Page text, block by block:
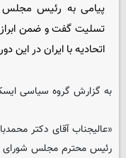
پیامی به رئیس مجلس
تسلیت گفت و ضمن
اتحادیه با ایران در این
به گزارش گروه سیاسی
«عالیجناب آقای دکتر
رئیس محترم مجلس شورای